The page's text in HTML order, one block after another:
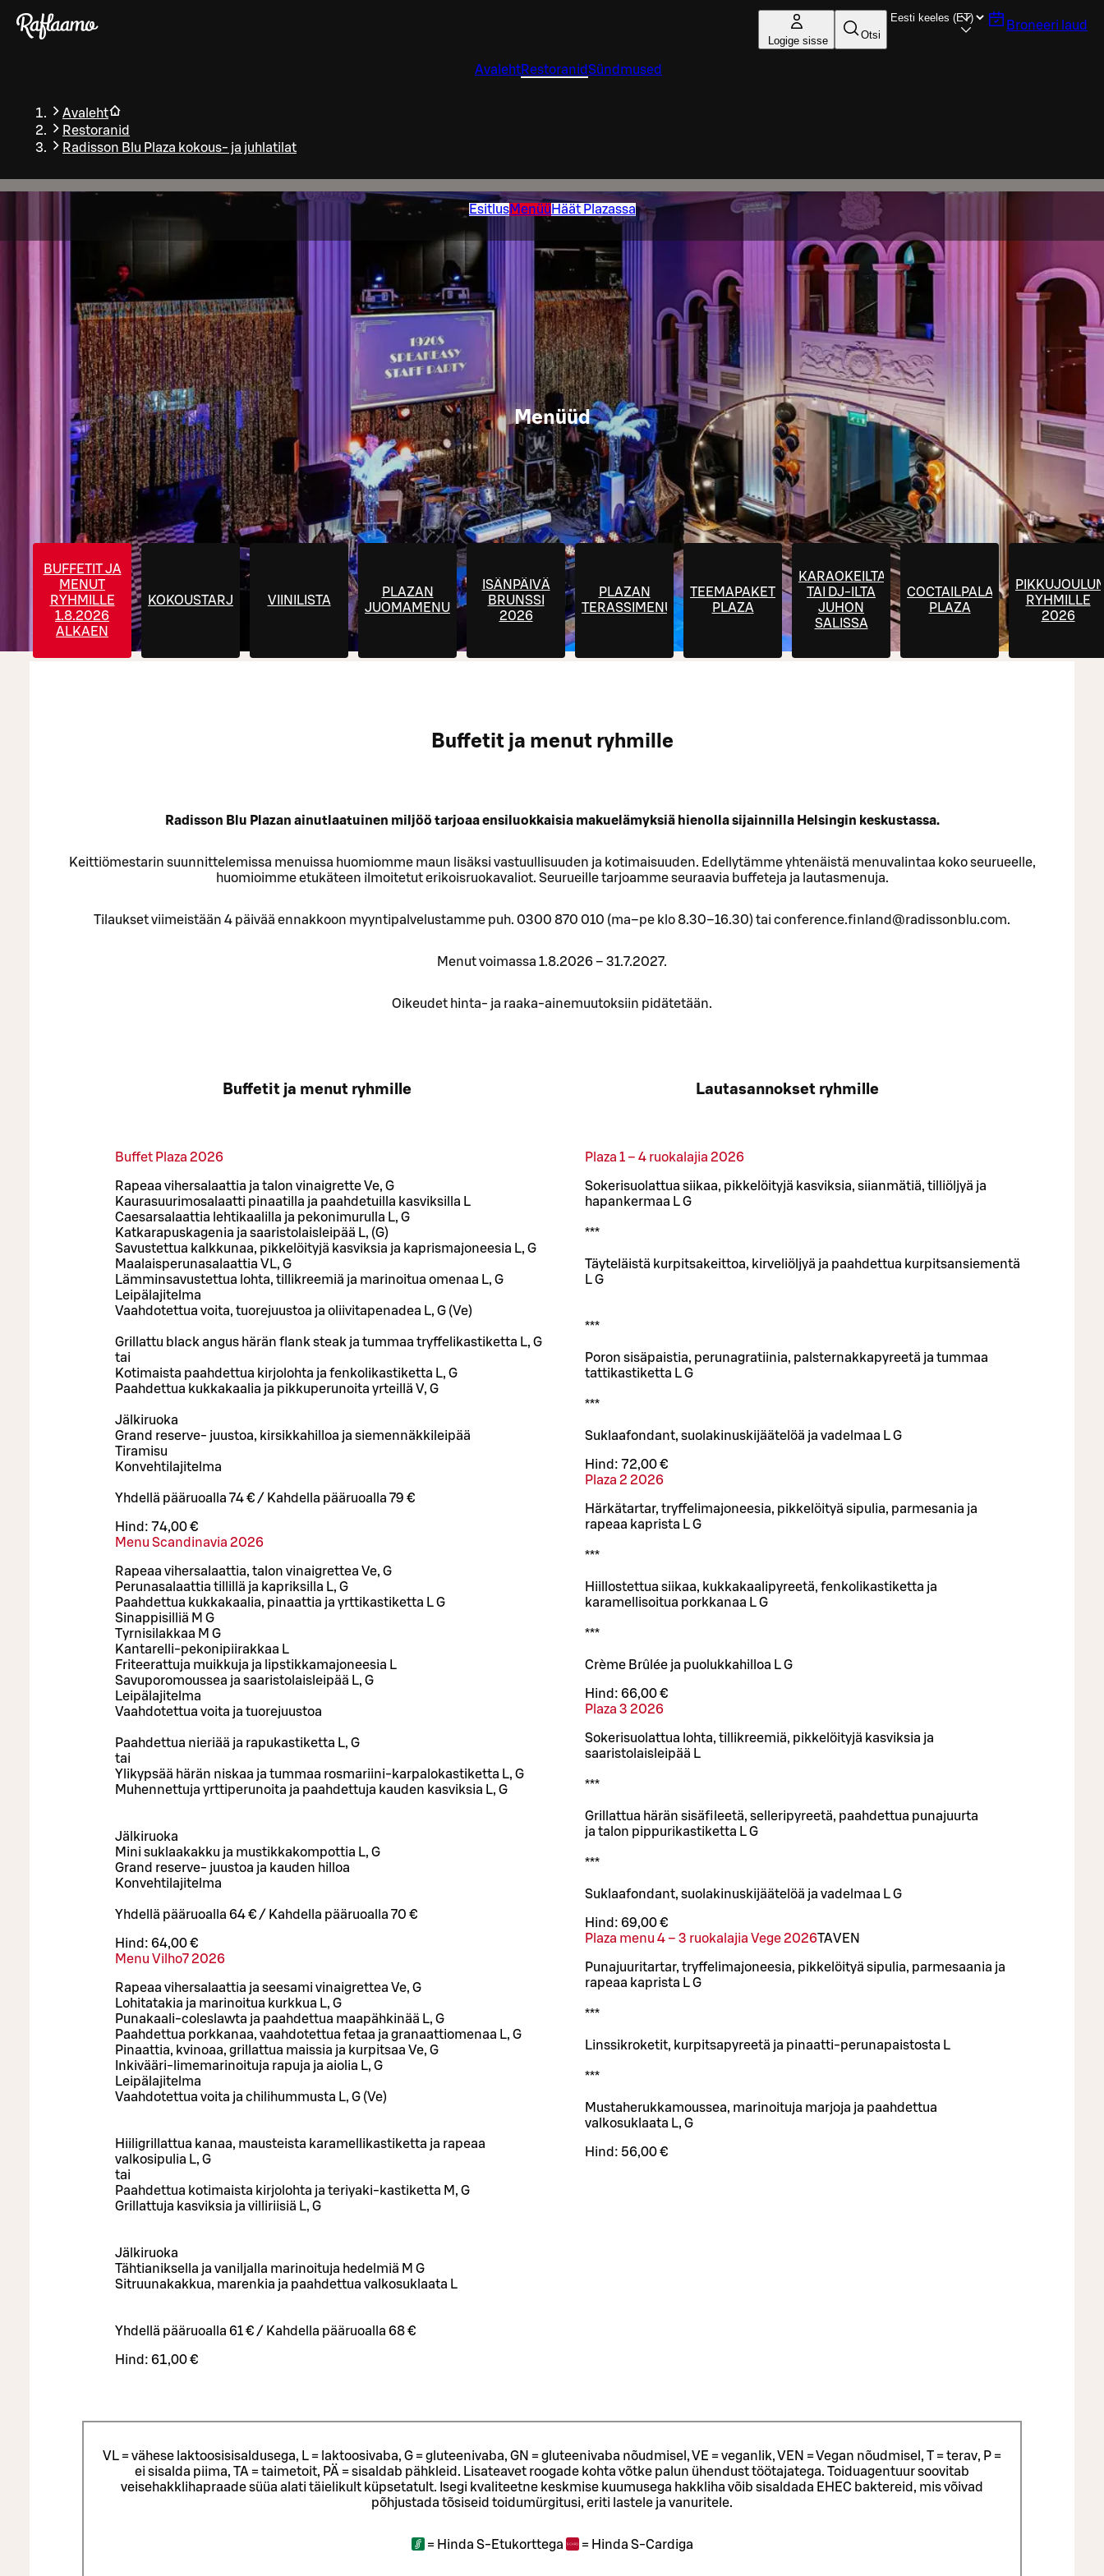
Liigu peamise sisu juurde
Logige sisse Otsi
Broneeri laud
AvalehtRestoranidSündmused
Avaleht
Restoranid
Radisson Blu Plaza kokous- ja juhlatilat
EsitlusMenüü Häät Plazassa
Menüüd
BUFFETIT JA
MENUT
RYHMILLE
1.8.2026
ALKAEN
KOKOUSTARJOILUTVIINILISTA
PLAZAN
JUOMAMENU
ISÄNPÄIVÄ
BRUNSSI
2026
PLAZAN
TERASSIMENU
TEEMAPAKETIT
PLAZA
KARAOKEILTA
TAI DJ-ILTA
JUHON
SALISSA
COCTAILPALAT
PLAZA
RYHMILLE
2026
Buffetit ja menut ryhmille
Radisson Blu Plazan ainutlaatuinen miljöö tarjoaa ensiluokkaisia makuelämyksiä hienolla sijainnilla Helsingin keskustassa.
Keittiömestarin suunnittelemissa menuissa huomiomme maun lisäksi vastuullisuuden ja kotimaisuuden. Edellytämme yhtenäistä menuvalintaa koko seurueelle,
huomioimme etukäteen ilmoitetut erikoisruokavaliot. Seurueille tarjoamme seuraavia buffeteja ja lautasmenuja.
Tilaukset viimeistään 4 päivää ennakkoon myyntipalvelustamme puh. 0300 870 010 (ma–pe klo 8.30–16.30) tai conference.finland@radissonblu.com.
Menut voimassa 1.8.2026 – 31.7.2027.
Oikeudet hinta- ja raaka-ainemuutoksiin pidätetään.
Buffetit ja menut ryhmille
Buffet Plaza 2026
Rapeaa vihersalaattia ja talon vinaigrette Ve, G
Kaurasuurimosalaatti pinaatilla ja paahdetuilla kasviksilla L
Caesarsalaattia lehtikaalilla ja pekonimurulla L, G
Katkarapuskagenia ja saaristolaisleipää L, (G)
Savustettua kalkkunaa, pikkelöityjä kasviksia ja kaprismajoneesia L, G
Maalaisperunasalaattia VL, G
Lämminsavustettua lohta, tillikreemiä ja marinoitua omenaa L, G
Leipälajitelma
Vaahdotettua voita, tuorejuustoa ja oliivitapenadea L, G (Ve)
Grillattu black angus härän flank steak ja tummaa tryffelikastiketta L, G
tai
Kotimaista paahdettua kirjolohta ja fenkolikastiketta L, G
Paahdettua kukkakaalia ja pikkuperunoita yrteillä V, G
Jälkiruoka
Grand reserve- juustoa, kirsikkahilloa ja siemennäkkileipää
Tiramisu
Konvehtilajitelma
Yhdellä pääruoalla 74 € / Kahdella pääruoalla 79 €
Hind: 74,00 €
Menu Scandinavia 2026
Rapeaa vihersalaattia, talon vinaigrettea Ve, G
Perunasalaattia tillillä ja kapriksilla L, G
Paahdettua kukkakaalia, pinaattia ja yrttikastiketta L G
Sinappisilliä M G
Tyrnisilakkaa M G
Kantarelli-pekonipiirakkaa L
Friteerattuja muikkuja ja lipstikkamajoneesia L
Savuporomoussea ja saaristolaisleipää L, G
Leipälajitelma
Vaahdotettua voita ja tuorejuustoa
Paahdettua nieriää ja rapukastiketta L, G
tai
Ylikypsää härän niskaa ja tummaa rosmariini-karpalokastiketta L, G
Muhennettuja yrttiperunoita ja paahdettuja kauden kasviksia L, G
Jälkiruoka
Mini suklaakakku ja mustikkakompottia L, G
Grand reserve- juustoa ja kauden hilloa
Konvehtilajitelma
Yhdellä pääruoalla 64 € / Kahdella pääruoalla 70 €
Hind: 64,00 €
Menu Vilho7 2026
Rapeaa vihersalaattia ja seesami vinaigrettea Ve, G
Lohitatakia ja marinoitua kurkkua L, G
Punakaali-coleslawta ja paahdettua maapähkinää L, G
Paahdettua porkkanaa, vaahdotettua fetaa ja granaattiomenaa L, G
Pinaattia, kvinoaa, grillattua maissia ja kurpitsaa Ve, G
Inkivääri-limemarinoituja rapuja ja aiolia L, G
Leipälajitelma
Vaahdotettua voita ja chilihummusta L, G (Ve)
Hiiligrillattua kanaa, mausteista karamellikastiketta ja rapeaa
valkosipulia L, G
tai
Paahdettua kotimaista kirjolohta ja teriyaki-kastiketta M, G
Grillattuja kasviksia ja villiriisiä L, G
Jälkiruoka
Tähtianiksella ja vaniljalla marinoituja hedelmiä M G
Sitruunakakkua, marenkia ja paahdettua valkosuklaata L
Yhdellä pääruoalla 61 € / Kahdella pääruoalla 68 €
Hind: 61,00 €
Lautasannokset ryhmille
Plaza 1 – 4 ruokalajia 2026
Sokerisuolattua siikaa, pikkelöityjä kasviksia, siianmätiä, tilliöljyä ja
hapankermaa L G
***
Täyteläistä kurpitsakeittoa, kirveliöljyä ja paahdettua kurpitsansiementä
L G
***
Poron sisäpaistia, perunagratiinia, palsternakkapyreetä ja tummaa
tattikastiketta L G
***
Suklaafondant, suolakinuskijäätelöä ja vadelmaa L G
Hind: 72,00 €
Plaza 2 2026
Härkätartar, tryffelimajoneesia, pikkelöityä sipulia, parmesania ja
rapeaa kaprista L G
***
Hiillostettua siikaa, kukkakaalipyreetä, fenkolikastiketta ja
karamellisoitua porkkanaa L G
***
Crème Brûlée ja puolukkahilloa L G
Hind: 66,00 €
Plaza 3 2026
Sokerisuolattua lohta, tillikreemiä, pikkelöityjä kasviksia ja
saaristolaisleipää L
***
Grillattua härän sisäfileetä, selleripyreetä, paahdettua punajuurta
ja talon pippurikastiketta L G
***
Suklaafondant, suolakinuskijäätelöä ja vadelmaa L G
Hind: 69,00 €
Plaza menu 4 – 3 ruokalajia Vege 2026TAVEN
Punajuuritartar, tryffelimajoneesia, pikkelöityä sipulia, parmesaania ja
rapeaa kaprista L G
***
Linssikroketit, kurpitsapyreetä ja pinaatti-perunapaistosta L
***
Mustaherukkamoussea, marinoituja marjoja ja paahdettua
valkosuklaata L, G
Hind: 56,00 €
VL = vähese laktoosisisaldusega, L = laktoosivaba, G = gluteenivaba, GN = gluteenivaba nõudmisel, VE = veganlik, VEN = Vegan nõudmisel, T = terav, P =
ei sisalda piima, TA = taimetoit, PÄ = sisaldab pähkleid. Lisateavet roogade kohta võtke palun ühendust töötajatega. Toiduagentuur soovitab
veisehakklihapraade süüa alati täielikult küpsetatult. Isegi kvaliteetne keskmise kuumusega hakkliha võib sisaldada EHEC baktereid, mis võivad
põhjustada tõsiseid toidumürgitusi, eriti lastele ja vanuritele.
= Hinda S-Etukorttega = Hinda S-Cardiga